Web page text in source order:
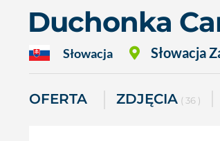
Duchonka
Słowacja Słowacja
OFERTA ZDJĘCIA ( 36 )